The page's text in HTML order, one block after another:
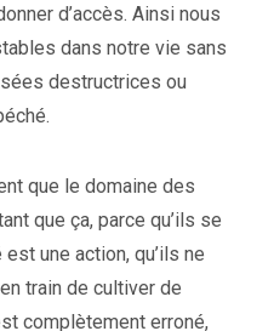
d’accès. Ainsi nous
dans notre vie sans
destructrices ou
que le domaine des
que ça, parce qu’ils se
une action, qu’ils ne
train de cultiver de
complètement erroné,